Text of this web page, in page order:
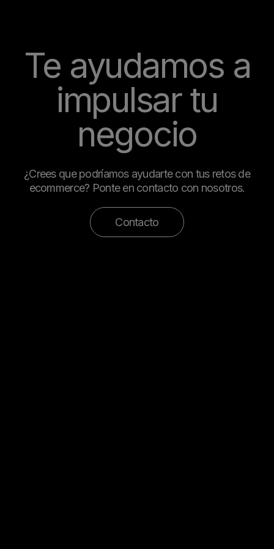
Te ayudamos a
impulsar tu
negocio
¿Crees que podríamos ayudarte con tus retos de
ecommerce? Ponte en contacto con nosotros.
Contacto